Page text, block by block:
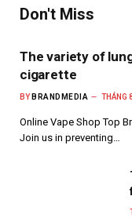
Don't Miss
The variety of
cigarette
BY BRANDMEDIA THÁNG
Online Vape Shop Top
Join us in preventing…